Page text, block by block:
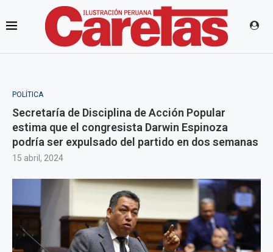
POLÍTICA
Secretaría de Disciplina de Acción Popular
estima que el congresista Darwin Espinoza
podría ser expulsado del partido en dos semanas
15 abril, 2024